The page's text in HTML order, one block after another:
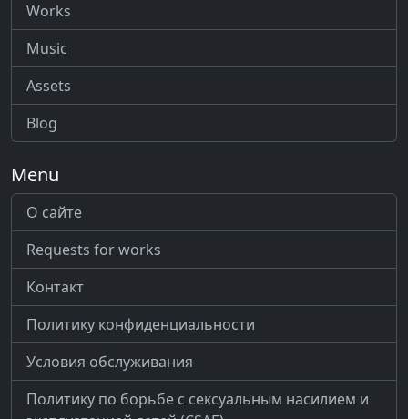
Works
Music
Assets
Blog
Menu
О сайте
Requests for works
Контакт
Политику конфиденциальности
Условия обслуживания
Политику по борьбе с сексуальным насилием и